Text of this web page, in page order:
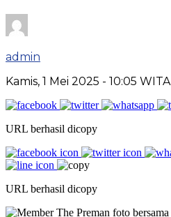
admin
Kamis, 1 Mei 2025 - 10:05 WITA
URL berhasil dicopy
URL berhasil dicopy